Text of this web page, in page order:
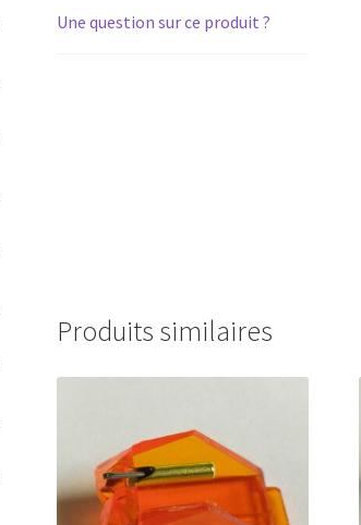
Une question sur ce produit ?
Produits similaires